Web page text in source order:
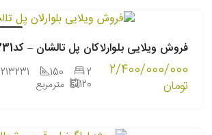
فروش
فروش ویلایی بلوارلاکان پل تالشان – کد213231
2/400/000/000
تومان
2
150
213231
120 مترمربع